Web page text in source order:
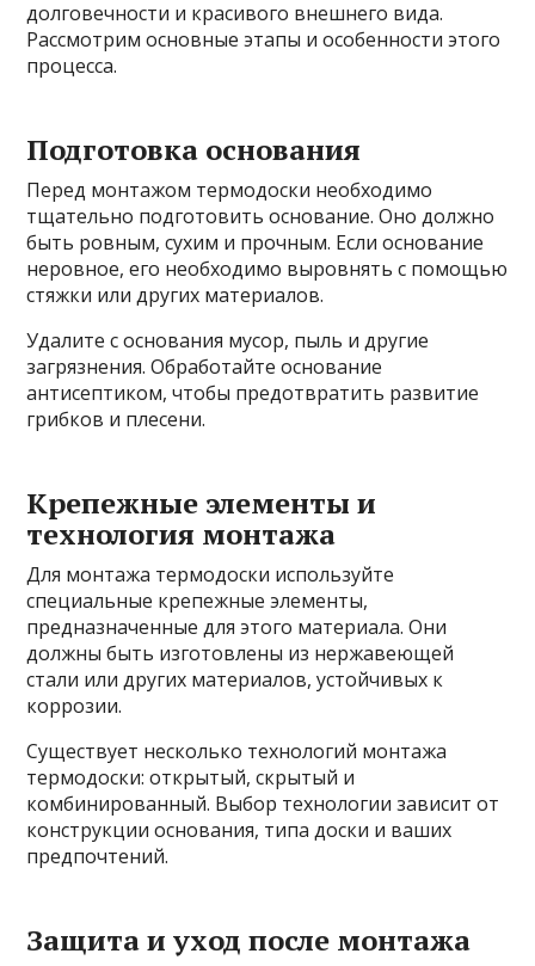
долговечности и красивого внешнего вида.
Рассмотрим основные этапы и особенности этого
процесса.
Подготовка основания
Перед монтажом термодоски необходимо
тщательно подготовить основание. Оно должно
быть ровным, сухим и прочным. Если основание
неровное, его необходимо выровнять с помощью
стяжки или других материалов.
Удалите с основания мусор, пыль и другие
загрязнения. Обработайте основание
антисептиком, чтобы предотвратить развитие
грибков и плесени.
Крепежные элементы и
технология монтажа
Для монтажа термодоски используйте
специальные крепежные элементы,
предназначенные для этого материала. Они
должны быть изготовлены из нержавеющей
стали или других материалов, устойчивых к
коррозии.
Существует несколько технологий монтажа
термодоски: открытый, скрытый и
комбинированный. Выбор технологии зависит от
конструкции основания, типа доски и ваших
предпочтений.
Защита и уход после монтажа